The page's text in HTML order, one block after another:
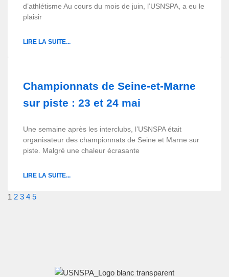
d’athlétisme Au cours du mois de juin, l’USNSPA, a eu le
plaisir
LIRE LA SUITE...
Championnats de Seine-et-Marne
sur piste : 23 et 24 mai
Une semaine après les interclubs, l’USNSPA était
organisateur des championnats de Seine et Marne sur
piste. Malgré une chaleur écrasante
LIRE LA SUITE...
1 2 3 4 5